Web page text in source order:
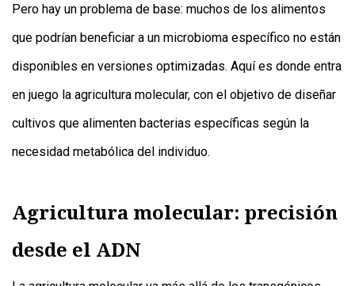
Pero hay un problema de base: muchos de los alimentos
que podrían beneficiar a un microbioma específico no están
disponibles en versiones optimizadas. Aquí es donde entra
en juego la agricultura molecular, con el objetivo de diseñar
cultivos que alimenten bacterias específicas según la
necesidad metabólica del individuo.
Agricultura molecular: precisión
desde el ADN